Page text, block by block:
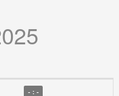
- : -